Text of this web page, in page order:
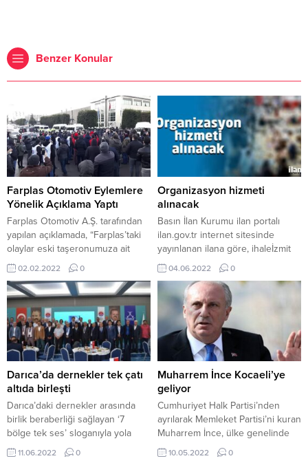
Benzer Konular
Farplas Otomotiv Eylemlere
Yönelik Açıklama Yaptı
Farplas Otomotiv A.Ş. tarafından
yapılan açıklamada, “Farplas’taki
olaylar eski taşeronumuza ait
şirkete bağlı olarak firmamızda
çalışanların fabrikamızı hukuksuz
bir şekilde işgal etmesinin
sonucudur” denildi. Farplas
Otomotiv A.Ş. yaşanan olaylarla
ilgili olarak fabrika yönetimi
tarafından açıklamada bulunuldu.
Yapılan açıklamada, “Farplas’ın
TOSB yerleşkesinde, fabrika
önünde ve içinde kamuoyunun
da yakından izlediği üzere...
02.02.2022 0
Organizasyon hizmeti
alınacak
Basın İlan Kurumu ilan portalı
ilan.gov.tr internet sitesinde
yayınlanan ilana göre, ihaleİzmit
Belediyesi Kültür Ve Sosyal İşler
Müdürlüğü 2022 Yılı İçerisinde
Yapılacak Organizasyon Hizmet
Alım İşi hizmet alımı 08.06.2022
saat:10.00’da İzmit Belediyesi Fen
İşleri Müdürlüğü- Ömerağa
Mahallesi Abdurahman Yüksel
Caddesi Belsa Plaza A Blok No:9
Kat:7 Toplantı Odası
İzmit/KOCAELİ
gerçekleştirilecek.Ayrıntılı bilgi
için...
04.06.2022 0
Darıca’da dernekler tek çatı
altıda birleşti
Darıca’daki dernekler arasında
birlik beraberliği sağlayan ‘7
bölge tek ses’ sloganıyla yola
çıkarak kurulan DADEF’in tanıtım
11.06.2022 0
Muharrem İnce Kocaeli’ye
geliyor
Cumhuriyet Halk Partisi’nden
ayrılarak Memleket Partisi’ni kuran
Muharrem İnce, ülke genelinde
başlattığı teşkilat ziyaretlerini
10.05.2022 0